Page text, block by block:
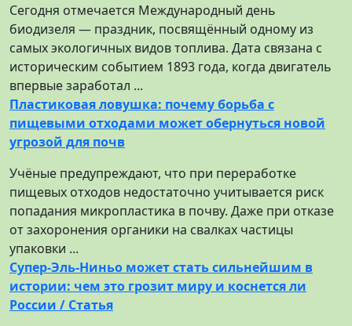
Сегодня отмечается Международный день
биодизеля — праздник, посвящённый одному из
самых экологичных видов топлива. Дата связана с
историческим событием 1893 года, когда двигатель
впервые заработал ...
Пластиковая ловушка: почему борьба с
пищевыми отходами может обернуться новой
угрозой для почв
Учёные предупреждают, что при переработке
пищевых отходов недостаточно учитывается риск
попадания микропластика в почву. Даже при отказе
от захоронения органики на свалках частицы
упаковки ...
Супер-Эль-Ниньо может стать сильнейшим в
истории: чем это грозит миру и коснется ли
России / Статья